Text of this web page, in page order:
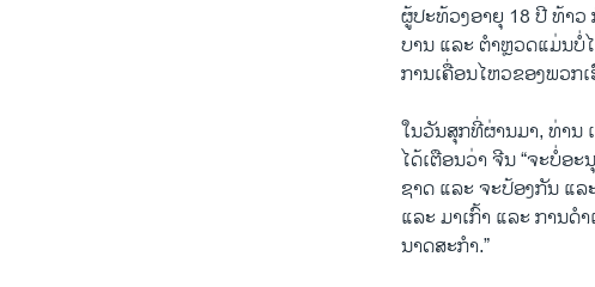
ຜູ້​ປະ​ທ້ວງ​ອາ​ຍຸ 18 ປີ ທ້າວ
ບານ ແລະ ຕຳ​ຫຼວດ​ແມ່ນບໍ່​
ການ​ເຄື່ອນ​ໄຫວ​ຂອງ​ພວກ​ເ
ໃນ​ວັນ​ສຸກ​ທີ່​ຜ່ານ​ມາ, ທ່ານ
ໄດ້​ເຕືອນ​ວ່າ ຈີນ “ຈະ​ບໍ່​ອ
ຊາດ​ ແລະ ຈະ​ປ້ອງ​ກັນ ແລ
ແລະ ມາ​ເກົ້າ ແລະ ການ​ດ
ນາດ​ສະ​ກຳ.”